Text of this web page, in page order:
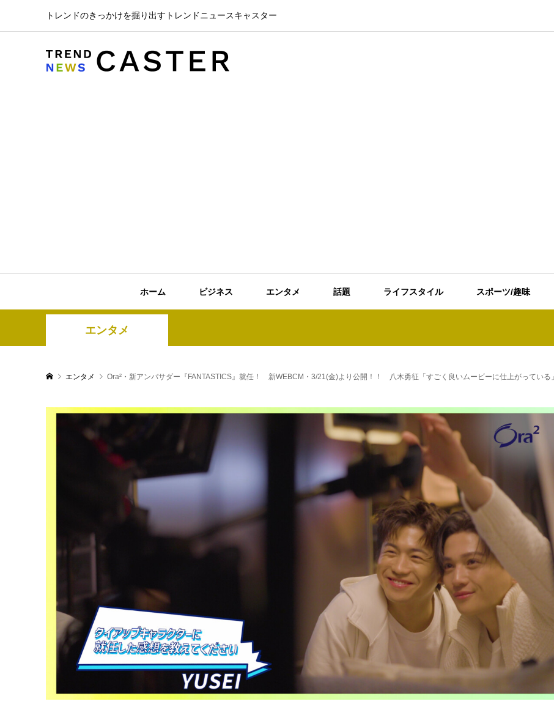
トレンドのきっかけを掘り出すトレンドニュースキャスター
ホーム ビジネス エンタメ 話題 ライフスタイル スポーツ/趣味
エンタメ
エンタメ Ora²・新アンバサダー『FANTASTICS』就任！ 新WEBCM・3/21(金)より公開！！ 八木勇征「すごく良いムービーに仕上がっている」